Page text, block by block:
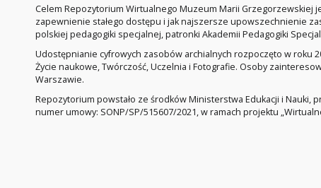
Celem Repozytorium Wirtualnego Muzeum Marii Grzegorzewskiej
zapewnienie stałego dostępu i jak najszersze upowszechnienie
polskiej pedagogiki specjalnej, patronki Akademii Pedagogiki
Udostępnianie cyfrowych zasobów archialnych rozpoczęto w roku
Życie naukowe, Twórczość, Uczelnia i Fotografie. Osoby
Warszawie.
Repozytorium powstało ze środków Ministerstwa Edukacji i Nauki,
numer umowy: SONP/SP/515607/2021, w ramach projektu